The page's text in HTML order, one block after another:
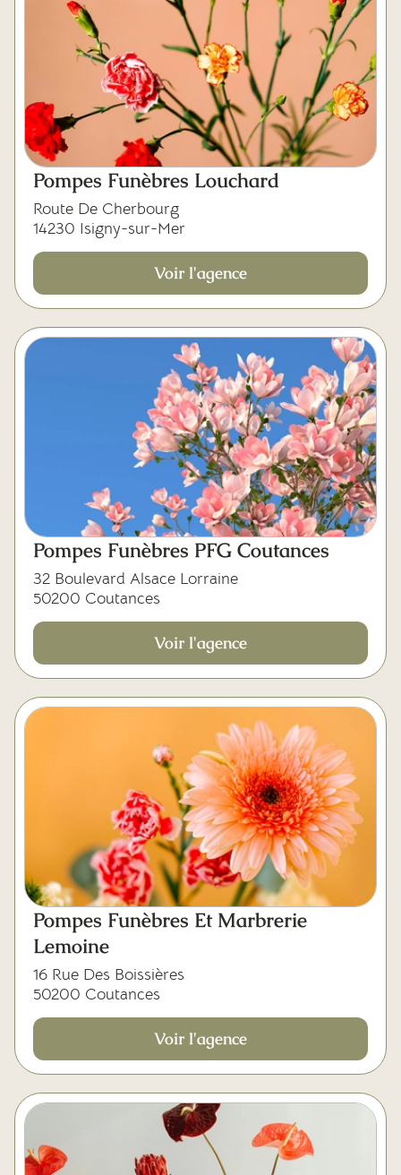
Pompes Funèbres Louchard
Route De Cherbourg
14230 Isigny-sur-Mer
Voir l'agence
Pompes Funèbres PFG Coutances
32 Boulevard Alsace Lorraine
50200 Coutances
Voir l'agence
Pompes Funèbres Et Marbrerie
Lemoine
16 Rue Des Boissières
50200 Coutances
Voir l'agence